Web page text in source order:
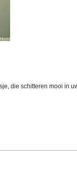
die schitteren mooi in